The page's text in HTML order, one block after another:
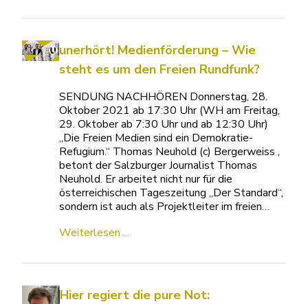
unerhört! Medienförderung – Wie
steht es um den Freien Rundfunk?
SENDUNG NACHHÖREN Donnerstag, 28.
Oktober 2021 ab 17:30 Uhr (WH am Freitag,
29. Oktober ab 7:30 Uhr und ab 12:30 Uhr)
„Die Freien Medien sind ein Demokratie-
Refugium.“ Thomas Neuhold (c) Bergerweiss ,
betont der Salzburger Journalist Thomas
Neuhold. Er arbeitet nicht nur für die
österreichischen Tageszeitung „Der Standard“,
sondern ist auch als Projektleiter im freien…
Weiterlesen ...
Hier regiert die pure Not: